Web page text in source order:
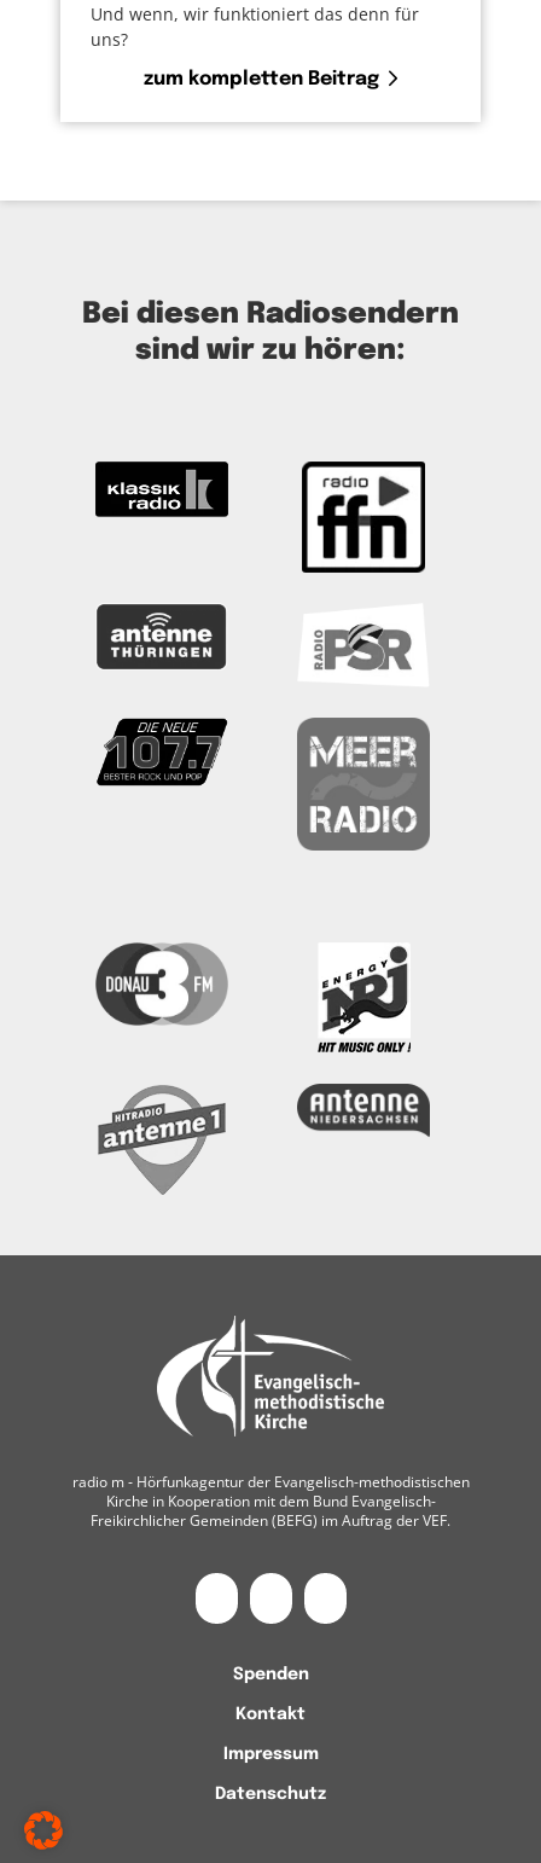
Und wenn, wir funktioniert das denn für
uns?
zum kompletten Beitrag
Bei diesen Radiosendern
sind wir zu hören:
radio m ‐ Hörfunkagentur der Evangelisch-methodistischen
Kirche in Kooperation mit dem Bund Evangelisch-
Freikirchlicher Gemeinden (BEFG) im Auftrag der VEF.
Spenden
Kontakt
Impressum
Datenschutz